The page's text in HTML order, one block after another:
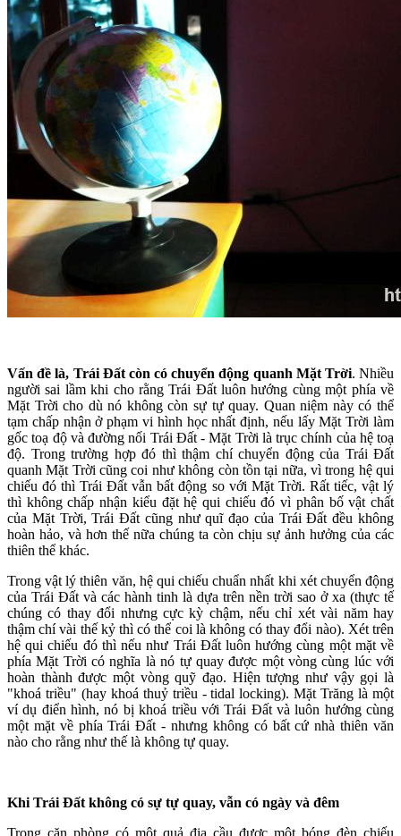
Vấn đề là, Trái Đất còn có chuyển động quanh Mặt Trời. Nhiều
người sai lầm khi cho rằng Trái Đất luôn hướng cùng một phía về
Mặt Trời cho dù nó không còn sự tự quay. Quan niệm này có thể
tạm chấp nhận ở phạm vi hình học nhất định, nếu lấy Mặt Trời làm
gốc toạ độ và đường nối Trái Đất - Mặt Trời là trục chính của hệ toạ
độ. Trong trường hợp đó thì thậm chí chuyển động của Trái Đất
quanh Mặt Trời cũng coi như không còn tồn tại nữa, vì trong hệ qui
chiếu đó thì Trái Đất vẫn bất động so với Mặt Trời. Rất tiếc, vật lý
thì không chấp nhận kiểu đặt hệ qui chiếu đó vì phân bố vật chất
của Mặt Trời, Trái Đất cũng như quĩ đạo của Trái Đất đều không
hoàn hảo, và hơn thế nữa chúng ta còn chịu sự ảnh hưởng của các
thiên thể khác.
Trong vật lý thiên văn, hệ qui chiếu chuẩn nhất khi xét chuyển động
của Trái Đất và các hành tinh là dựa trên nền trời sao ở xa (thực tế
chúng có thay đổi nhưng cực kỳ chậm, nếu chỉ xét vài năm hay
thậm chí vài thế kỷ thì có thể coi là không có thay đổi nào). Xét trên
hệ qui chiếu đó thì nếu như Trái Đất luôn hướng cùng một mặt về
phía Mặt Trời có nghĩa là nó tự quay được một vòng cùng lúc với
hoàn thành được một vòng quỹ đạo. Hiện tượng như vậy gọi là
"khoá triều" (hay khoá thuỷ triều - tidal locking). Mặt Trăng là một
ví dụ điển hình, nó bị khoá triều với Trái Đất và luôn hướng cùng
một mặt về phía Trái Đất - nhưng không có bất cứ nhà thiên văn
nào cho rằng như thế là không tự quay.
Khi Trái Đất không có sự tự quay, vẫn có ngày và đêm
Trong căn phòng có một quả địa cầu được một bóng đèn chiếu